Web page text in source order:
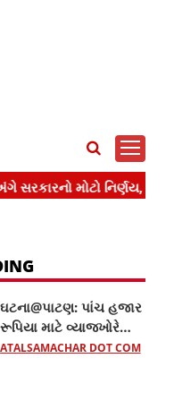
ઘટના@પાટણ: પાંચ હજાર
રૂપિયા માટે વ્યાજખોરે
મહિલાને જીવતી સળગાવી,
ATALSAMACHAR DOT COM